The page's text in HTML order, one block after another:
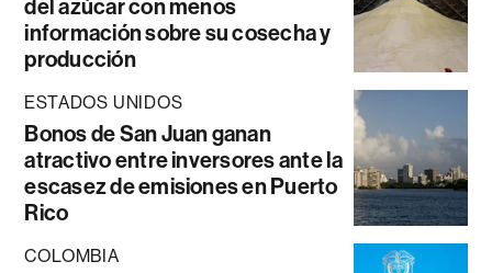
del azúcar con menos
información sobre su cosecha y
producción
ESTADOS UNIDOS
Bonos de San Juan ganan
atractivo entre inversores ante la
escasez de emisiones en Puerto
Rico
COLOMBIA